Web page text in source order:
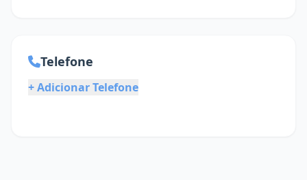
Telefone
+ Adicionar Telefone